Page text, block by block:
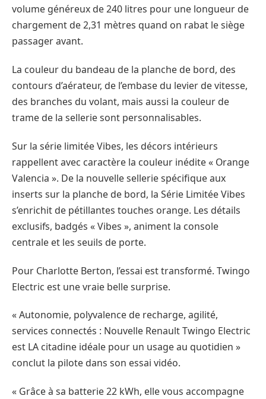
volume généreux de 240 litres pour une longueur de
chargement de 2,31 mètres quand on rabat le siège
passager avant.
La couleur du bandeau de la planche de bord, des
contours d’aérateur, de l’embase du levier de vitesse,
des branches du volant, mais aussi la couleur de
trame de la sellerie sont personnalisables.
Sur la série limitée Vibes, les décors intérieurs
rappellent avec caractère la couleur inédite « Orange
Valencia ». De la nouvelle sellerie spécifique aux
inserts sur la planche de bord, la Série Limitée Vibes
s’enrichit de pétillantes touches orange. Les détails
exclusifs, badgés « Vibes », animent la console
centrale et les seuils de porte.
Pour Charlotte Berton, l’essai est transformé. Twingo
Electric est une vraie belle surprise.
« Autonomie, polyvalence de recharge, agilité,
services connectés : Nouvelle Renault Twingo Electric
est LA citadine idéale pour un usage au quotidien »
conclut la pilote dans son essai vidéo.
« Grâce à sa batterie 22 kWh, elle vous accompagne